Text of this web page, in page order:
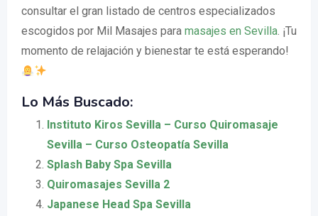
consultar el gran listado de centros especializados
escogidos por Mil Masajes para masajes en Sevilla. ¡Tu
momento de relajación y bienestar te está esperando!
Lo Más Buscado:
Instituto Kiros Sevilla – Curso Quiromasaje
Sevilla – Curso Osteopatía Sevilla
Splash Baby Spa Sevilla
Quiromasajes Sevilla 2
Japanese Head Spa Sevilla